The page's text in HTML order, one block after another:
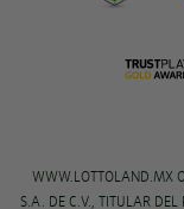
WWW.LOTTOLAND.MX
S.A. DE C.V., TITULAR